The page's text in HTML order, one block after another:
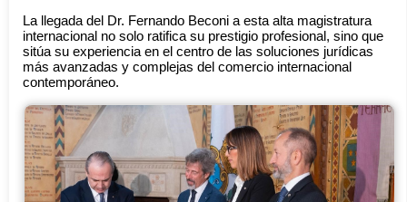
La llegada del Dr. Fernando Beconi a esta alta magistratura
internacional no solo ratifica su prestigio profesional, sino que
sitúa su experiencia en el centro de las soluciones jurídicas
más avanzadas y complejas del comercio internacional
contemporáneo.